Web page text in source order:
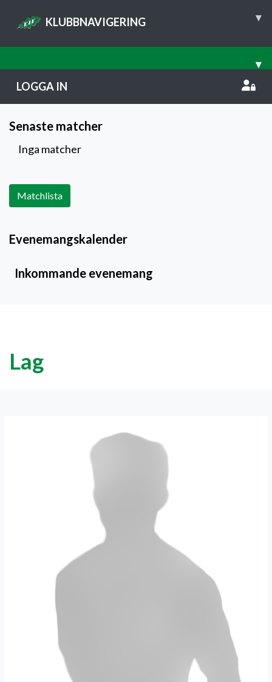
KLUBBNAVIGERING ▾
▾
LOGGA IN
Senaste matcher
Inga matcher
Matchlista
Evenemangskalender
Inkommande evenemang
Lag